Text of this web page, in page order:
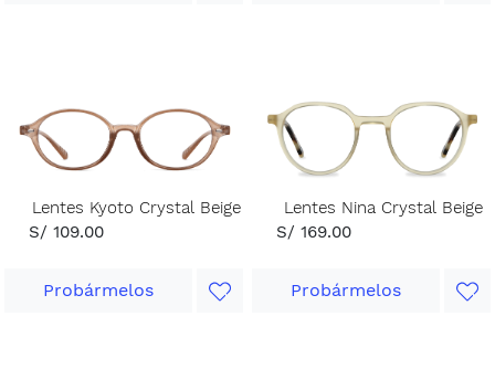
Lentes Kyoto Crystal Beige
S/ 109.00
Probármelos
Lentes Nina Crystal Beige
S/ 169.00
Probármelos